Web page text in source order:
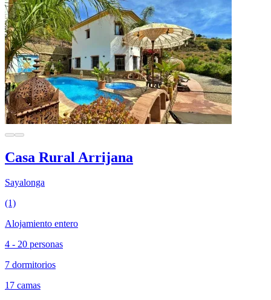
Casa Rural Arrijana
Sayalonga
(1)
Alojamiento entero
4 - 20 personas
7 dormitorios
17 camas